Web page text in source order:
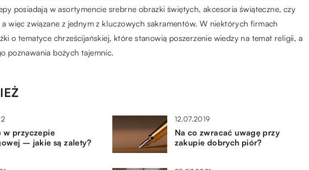
posiadają w asortymencie srebrne obrazki świętych, akcesoria świąteczne, czy
więc związane z jednym z kluczowych sakramentów. W niektórych firmach
o tematyce chrześcijańskiej, które stanowią poszerzenie wiedzy na temat religii, a
poznawania bożych tajemnic.
w przyczepie
– jakie są zalety?
12.07.2019
Na co zwracać uwagę przy
zakupie dobrych piór?